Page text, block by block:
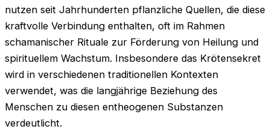
nutzen seit Jahrhunderten pflanzliche Quellen, die diese
kraftvolle Verbindung enthalten, oft im Rahmen
schamanischer Rituale zur Förderung von Heilung und
spirituellem Wachstum. Insbesondere das Krötensekret
wird in verschiedenen traditionellen Kontexten
verwendet, was die langjährige Beziehung des
Menschen zu diesen entheogenen Substanzen
verdeutlicht.